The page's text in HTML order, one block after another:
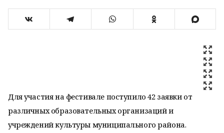
Для участия на фестивале поступило 42 заявки от
различных образовательных организаций и
учреждений культуры муниципального района.